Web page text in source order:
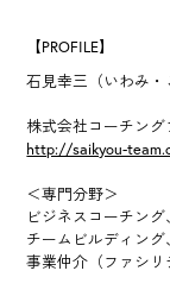
【PROFILE】
石見幸三（いわみ・
株式会社コーチン
http://saikyou-
＜専門分野＞
ビジネスコーチン
チームビルディング
事業仲介（ファシ